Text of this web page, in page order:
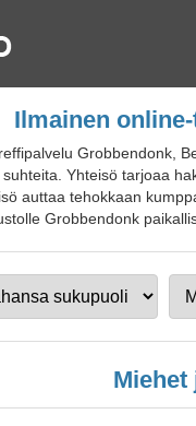
Ilmainen
Grobbendonk,
Yhteisö tarjoaa
auttaa tehokkaan
Grobbendonk
Miehet